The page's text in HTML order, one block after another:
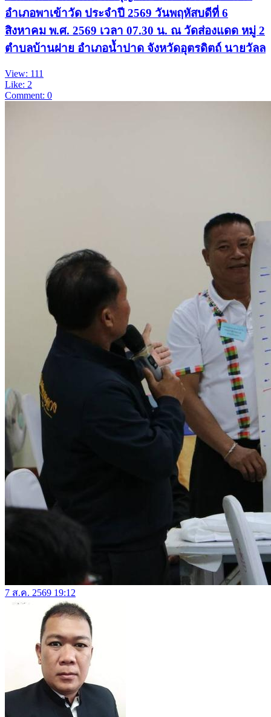
อำเภอพาเข้าวัด ประจำปี 2569 วันพฤหัสบดีที่ 6
สิงหาคม พ.ศ. 2569 เวลา 07.30 น. ณ วัดส่องแดด หมู่ 2
ตำบลบ้านฝาย อำเภอน้ำปาด จังหวัดอุตรดิตถ์ นายวัลล
View: 111
Like: 2
Comment: 0
7 ส.ค. 2569 19:12